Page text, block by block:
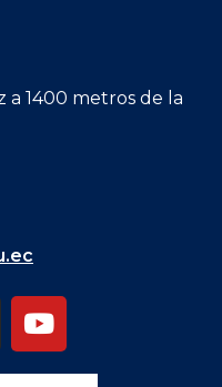
a 1400 metros de la